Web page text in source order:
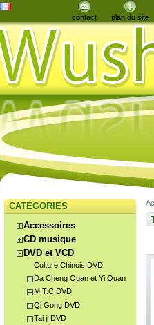
contact plan du site
CATÉGORIES
Accessoires
CD musique
DVD et VCD
Culture Chinois DVD
Da Cheng Quan et Yi Quan
M.T.C DVD
Qi Gong DVD
Tai ji DVD